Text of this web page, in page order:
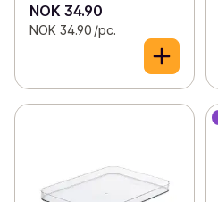
NOK 34.90
NOK 34.90 /pc.